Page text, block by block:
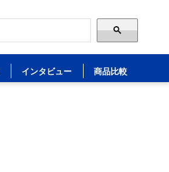
インタビュー 商品比較